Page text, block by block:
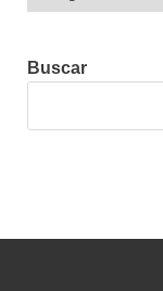
Buscar